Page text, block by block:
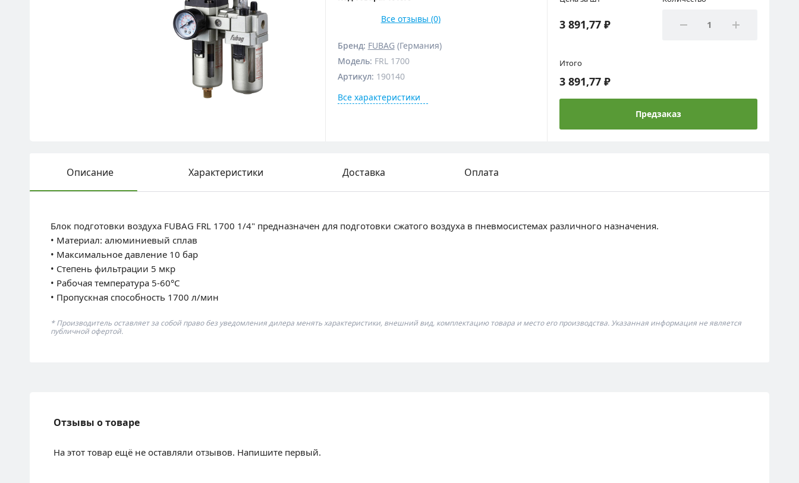
Все отзывы (0)
Бренд: FUBAG (Германия)
Модель: FRL 1700
Артикул: 190140
Все характеристики
3 891,77 ₽
Итого
3 891,77 ₽
Предзаказ
Описание Характеристики Доставка Оплата
Блок подготовки воздуха FUBAG FRL 1700 1/4" предназначен для подготовки сжатого воздуха в пневмосистемах различного назначения.
• Материал: алюминиевый сплав
• Максимальное давление 10 бар
• Степень фильтрации 5 мкр
• Рабочая температура 5-60°C
• Пропускная способность 1700 л/мин
* Производитель оставляет за собой право без уведомления дилера менять характеристики, внешний вид, комплектацию товара и место его производства. Указанная информация не является
публичной офертой.
Отзывы о товаре
На этот товар ещё не оставляли отзывов. Напишите первый.